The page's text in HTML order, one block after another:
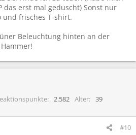
das erst mal geduscht) Sonst nur
und frisches T-shirt.
Beleuchtung hinten an der
2.582 Alter
39
#10